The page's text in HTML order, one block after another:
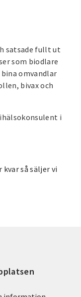
satsade fullt ut
som biodlare
omvandlar
bivax och
i
så säljer vi